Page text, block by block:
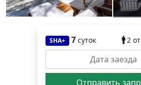
SHA+ 7 суток 2 от